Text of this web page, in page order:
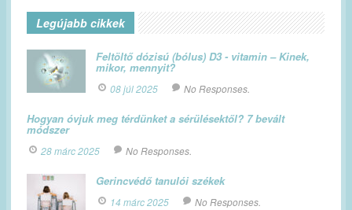
Legújabb cikkek
Feltöltő dózisú (bólus) D3 - vitamin – Kinek,
mikor, mennyit?
08 júl 2025 No Responses.
Hogyan óvjuk meg térdünket a sérülésektől? 7 bevált
módszer
28 márc 2025 No Responses.
Gerincvédő tanulói székek
14 márc 2025 No Responses.